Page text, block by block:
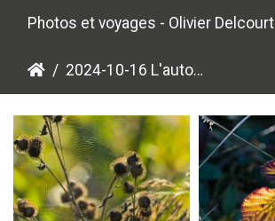
Photos et voyages - Olivier Delcourt
2024-10-16 L'automne est arrivé